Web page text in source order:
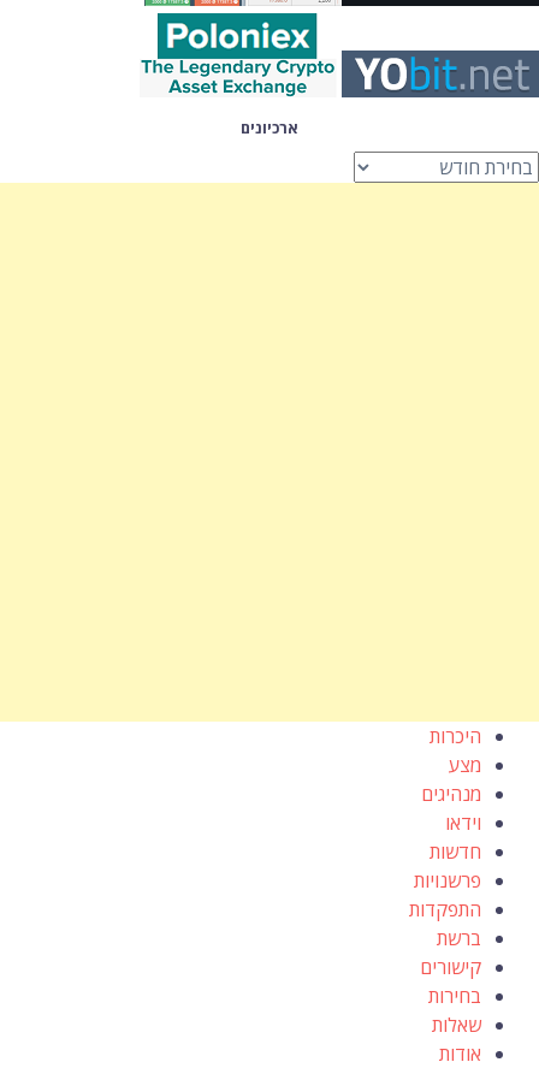
ארכיונים
ארכיונים
היכרות
מצע
מנהיגים
וידאו
חדשות
פרשנויות
התפקדות
ברשת
קישורים
בחירות
שאלות
אודות